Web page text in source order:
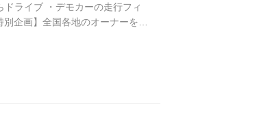
ライブ ・デモカーの走行フィ
企画】全国各地のオーナーを紹